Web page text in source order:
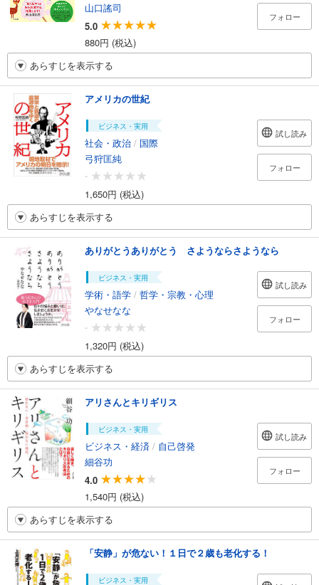
山口謠司
5.0
880円 (税込)
フォロー
あらすじを表示する
アメリカの世紀
ビジネス・実用
社会・政治 / 国際
弓狩匡純
-
1,650円 (税込)
試し読み
フォロー
あらすじを表示する
ありがとうありがとう さようならさようなら
ビジネス・実用
学術・語学 / 哲学・宗教・心理
やなせなな
-
1,320円 (税込)
試し読み
フォロー
あらすじを表示する
アリさんとキリギリス
ビジネス・実用
ビジネス・経済 / 自己啓発
細谷功
4.0
1,540円 (税込)
試し読み
フォロー
あらすじを表示する
「安静」が危ない！１日で２歳も老化する！
ビジネス・実用